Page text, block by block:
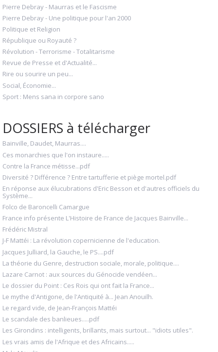
Pierre Debray - Maurras et le Fascisme
Pierre Debray - Une politique pour l'an 2000
Politique et Religion
République ou Royauté ?
Révolution - Terrorisme - Totalitarisme
Revue de Presse et d'Actualité...
Rire ou sourire un peu...
Social, Économie...
Sport : Mens sana in corpore sano
DOSSIERS à télécharger
Bainville, Daudet, Maurras....
Ces monarchies que l'on instaure.....
Contre la France métisse...pdf
Diversité ? Différence ? Entre tartufferie et piège mortel.pdf
En réponse aux élucubrations d'Eric Besson et d'autres officiels du
Système...
Folco de Baroncelli Camargue
France info présente L'Histoire de France de Jacques Bainville...
Frédéric Mistral
J-F Mattéi : La révolution copernicienne de l'education.
Jacques Julliard, la Gauche, le PS....pdf
La théorie du Genre, destruction sociale, morale, politique....
Lazare Carnot : aux sources du Génocide vendéen...
Le dossier du Point : Ces Rois qui ont fait la France...
Le mythe d'Antigone, de l'Antiquité à... Jean Anouilh.
Le regard vide, de Jean-François Mattéi
Le scandale des banlieues.....pdf
Les Girondins : intelligents, brillants, mais surtout... "idiots utiles".
Les vrais amis de l'Afrique et des Africains.....